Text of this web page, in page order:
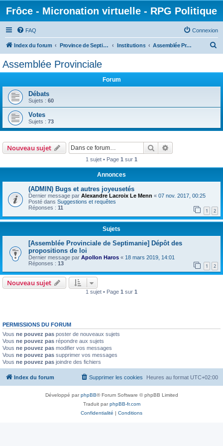
Frôce - Micronation virtuelle - RPG Politique
FAQ Connexion
Index du forum Province de Septimanie Institutions Assemblée Provinciale
h
Assemblée Provinciale
Forum
Débats
Sujets : 60
Votes
Sujets : 73
Nouveau sujet Rechercher
1 sujet • Page 1 sur 1
Annonces
(ADMIN) Bugs et autres joyeusetés
Dernier message par Alexandre Lacroix Le Menn « 07 nov. 2017, 00:25
Posté dans Suggestions et requêtes
Réponses : 11 1 2
Sujets
[Assemblée Provinciale de Septimanie] Dépôt des
propositions de loi
Dernier message par Apollon Haros « 18 mars 2019, 14:01
Réponses : 13 1 2
Nouveau sujet
1 sujet • Page 1 sur 1
PERMISSIONS DU FORUM
Vous ne pouvez pas poster de nouveaux sujets
Vous ne pouvez pas répondre aux sujets
Vous ne pouvez pas modifier vos messages
Vous ne pouvez pas supprimer vos messages
Vous ne pouvez pas joindre des fichiers
Index du forum Heures au format UTC+02:00
Supprimer les cookies
Développé parphpBB® Forum Software © phpBB Limited
Traduit parphpBB-fr.com
Confidentialité | Conditions